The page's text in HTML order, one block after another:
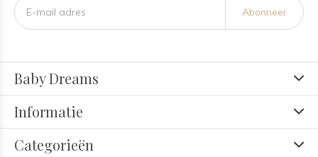
Abonneer
Baby Dreams
Informatie
Categorieën